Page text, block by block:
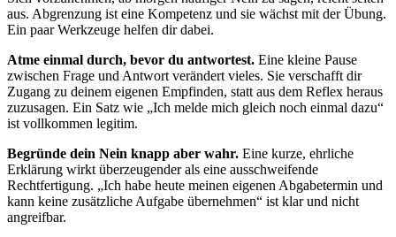
aus. Abgrenzung ist eine Kompetenz und sie wächst mit der Übung.
Ein paar Werkzeuge helfen dir dabei.
Atme einmal durch, bevor du antwortest. Eine kleine Pause
zwischen Frage und Antwort verändert vieles. Sie verschafft dir
Zugang zu deinem eigenen Empfinden, statt aus dem Reflex heraus
zuzusagen. Ein Satz wie „Ich melde mich gleich noch einmal dazu“
ist vollkommen legitim.
Begründe dein Nein knapp aber wahr. Eine kurze, ehrliche
Erklärung wirkt überzeugender als eine ausschweifende
Rechtfertigung. „Ich habe heute meinen eigenen Abgabetermin und
kann keine zusätzliche Aufgabe übernehmen“ ist klar und nicht
angreifbar.